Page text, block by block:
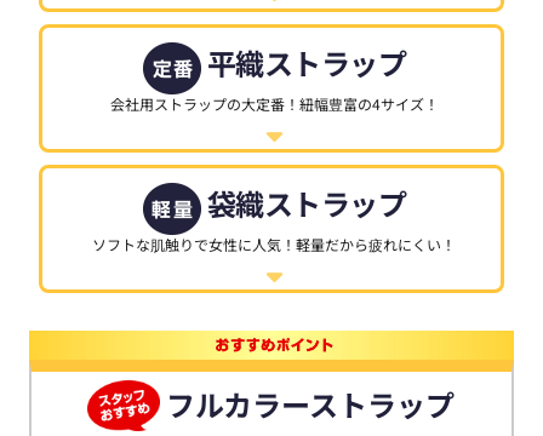
平織ストラップ
会社用ストラップの大定番！紐幅豊富の4サイズ！
袋織ストラップ
ソフトな肌触りで女性に人気！軽量だから疲れにくい！
フルカラーストラップ